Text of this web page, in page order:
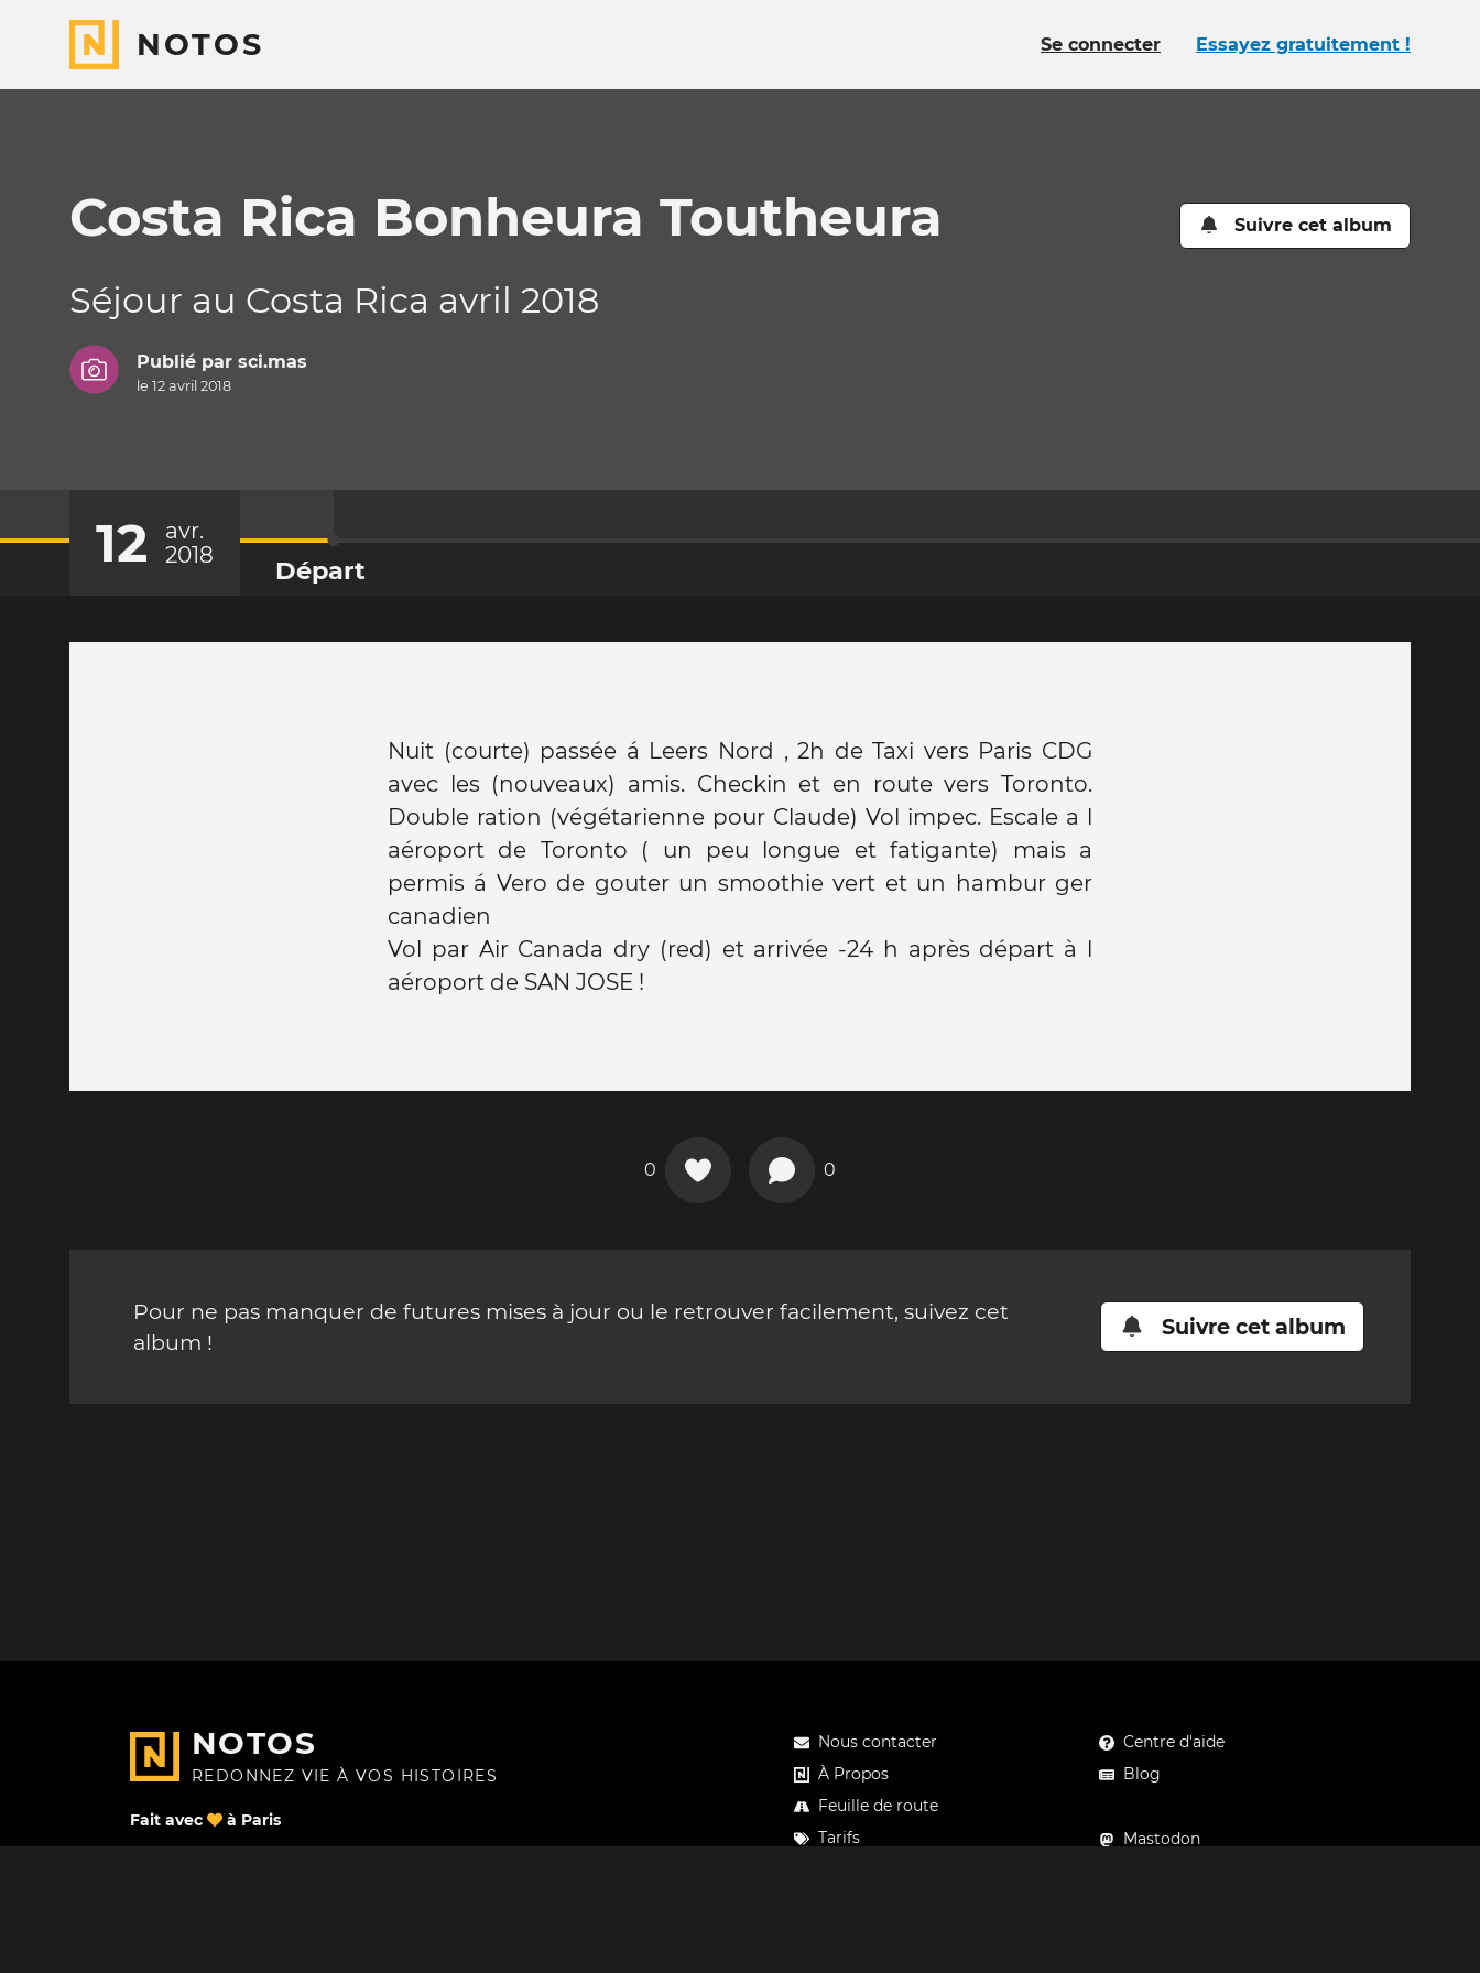
NOTOS Se connecter Essayez gratuitement !
Costa Rica Bonheura Toutheura Suivre cet album
Séjour au Costa Rica avril 2018
Publié par sci.mas
le 12 avril 2018
12
avr.
2018
Départ
Nuit (courte) passée á Leers Nord , 2h de Taxi vers Paris CDG
avec les (nouveaux) amis. Checkin et en route vers Toronto.
Double ration (végétarienne pour Claude) Vol impec. Escale a l
aéroport de Toronto ( un peu longue et fatigante) mais a
permis á Vero de gouter un smoothie vert et un hambur ger
canadien
Vol par Air Canada dry (red) et arrivée -24 h après départ à l
aéroport de SAN JOSE !
0 0
Pour ne pas manquer de futures mises à jour ou le retrouver facilement, suivez cet
album !
Suivre cet album
NOTOS
REDONNEZ VIE À VOS HISTOIRES
Fait avec à Paris
Nous contacter
À Propos
Feuille de route
Tarifs
Centre d'aide
Blog
Mastodon